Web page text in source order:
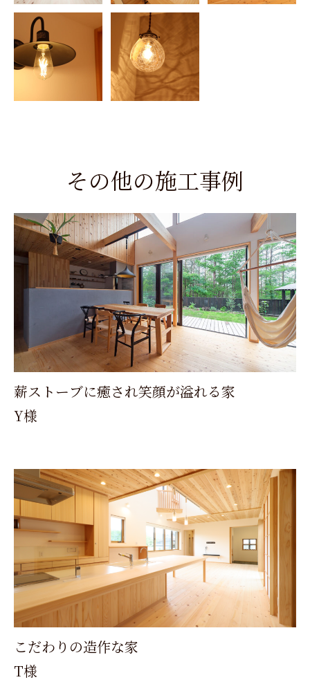
その他の施工事例
薪ストーブに癒され笑顔が溢れる家
Y様
こだわりの造作な家
T様